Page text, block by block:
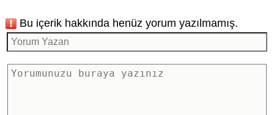
Bu içerik hakkında henüz yorum yazılmamış.